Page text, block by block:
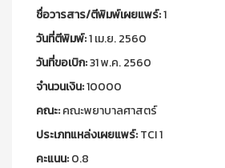
ชื่อวารสาร/ตีพิมพ์เผยแพร์:1
วันที่ตีพิมพ์:1 เม.ย. 2560
วันที่ขอเบิก:31 พ.ค. 2560
จำนวนเงิน:10000
คณะ:คณะพยาบาลศาสตร์
ประเภทแหล่งเผยแพร์:TCI 1
คะแนน:0.8